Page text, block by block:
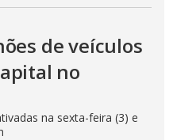
de veículos
no
na sexta-feira (3) e